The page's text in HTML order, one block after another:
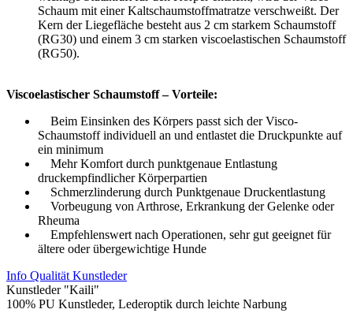
Schaum mit einer Kaltschaumstoffmatratze verschweißt. Der
Kern der Liegefläche besteht aus 2 cm starkem Schaumstoff
(RG30) und einem 3 cm starken viscoelastischen Schaumstoff
(RG50).
Viscoelastischer Schaumstoff – Vorteile:
Beim Einsinken des Körpers passt sich der Visco-
Schaumstoff individuell an und entlastet die Druckpunkte auf
ein minimum
Mehr Komfort durch punktgenaue Entlastung
druckempfindlicher Körperpartien
Schmerzlinderung durch Punktgenaue Druckentlastung
Vorbeugung von Arthrose, Erkrankung der Gelenke oder
Rheuma
Empfehlenswert nach Operationen, sehr gut geeignet für
ältere oder übergewichtige Hunde
Info Qualität Kunstleder
Kunstleder "Kaili"
100% PU Kunstleder, Lederoptik durch leichte Narbung